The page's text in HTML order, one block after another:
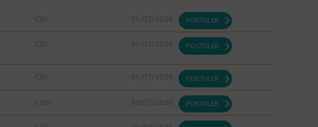
CDI 31/07/2026 POSTULER
CDI 31/07/2026 POSTULER
CDI 31/07/2026 POSTULER
CDD 30/07/2026 POSTULER